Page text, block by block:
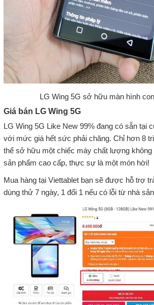
LG Wing 5G sở hữu màn hình
Giá bán LG Wing 5G
LG Wing 5G Like New 99% đang có sẵn tại
với mức giá hết sức phải chăng. Chỉ hơn 8
thể sở hữu một chiếc máy chất lượng
sản phẩm cao cấp, thực sự là một món hời!
Mua hàng tại Viettablet bạn sẽ được hỗ trợ
dùng thử 7 ngày, 1 đổi 1 nếu có lỗi từ nhà